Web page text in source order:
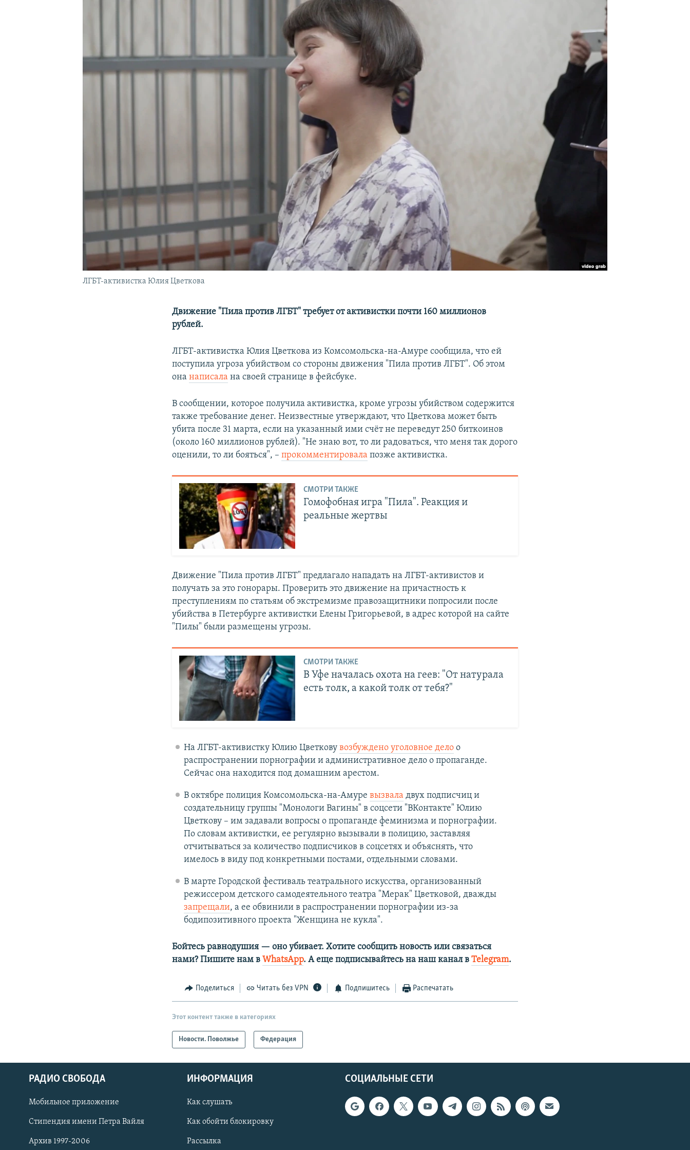
СОЦИАЛЬНЫЕ СЕТИ
ЛГБТ-активистка Юлия Цветкова
Движение "Пила против ЛГБТ" требует от активистки почти 160 миллионов
рублей.
ЛГБТ-активистка Юлия Цветкова из Комсомольска-на-Амуре сообщила, что ей
поступила угроза убийством со стороны движения "Пила против ЛГБТ". Об этом
онанаписала на своей странице в фейсбуке.
В сообщении, которое получила активистка, кроме угрозы убийством содержится
также требование денег. Неизвестные утверждают, что Цветкова может быть
убита после 31 марта, если на указанный ими счёт не переведут 250 биткоинов
(около 160 миллионов рублей). "Не знаю вот, то ли радоваться, что меня так дорого
оценили, то ли бояться", –прокомментировала позже активистка.
СМОТРИ ТАКЖЕ
Гомофобная игра "Пила". Реакция и
реальные жертвы
Движение "Пила против ЛГБТ" предлагало нападать на ЛГБТ-активистов и
получать за это гонорары. Проверить это движение на причастность к
преступлениям по статьям об экстремизме правозащитники попросили после
убийства в Петербурге активистки Елены Григорьевой, в адрес которой на сайте
"Пилы" были размещены угрозы.
СМОТРИ ТАКЖЕ
В Уфе началась охота на геев: "От натурала
есть толк, а какой толк от тебя?"
На ЛГБТ-активистку Юлию Цветкову возбуждено уголовное делоо
распространении порнографии и административное дело о пропаганде.
Сейчас она находится под домашним арестом.
В октябре полиция Комсомольска-на-Амуре вызвала двух подписчиц и
создательницу группы "Монологи Вагины" в соцсети "ВКонтакте" Юлию
Цветкову – им задавали вопросы о пропаганде феминизма и порнографии.
По словам активистки, ее регулярно вызывали в полицию, заставляя
отчитываться за количество подписчиков в соцсетях и объяснять, что
имелось в виду под конкретными постами, отдельными словами.
В марте Городской фестиваль театрального искусства, организованный
режиссером детского самодеятельного театра "Мерак" Цветковой, дважды
запрещали, а ее обвинили в распространении порнографии из-за
бодипозитивного проекта "Женщина не кукла".
Бойтесь равнодушия — оно убивает. Хотите сообщить новость или связаться
нами? Пишите нам в WhatsApp. А еще подписывайтесь на наш канал вTelegram.
Поделиться Читать без VPN Подпишитесь Распечатать
Этот контент также в категориях
Новости. Поволжье Федерация
СОЦИАЛЬНЫЕ СЕТИ
РАДИО СВОБОДА
Мобильное приложение
Стипендия имени Петра Вайля
Архив 1997-2006
ИНФОРМАЦИЯ
Как слушать
Как обойти блокировку
Рассылка